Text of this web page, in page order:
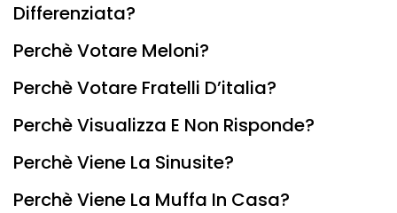
Differenziata?
Perchè Votare Meloni?
Perchè Votare Fratelli D’italia?
Perchè Visualizza E Non Risponde?
Perchè Viene La Sinusite?
Perchè Viene La Muffa In Casa?